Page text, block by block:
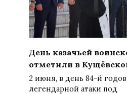
День казачьей
отметили в
2 июня, в день 84-й
легендарной атаки под